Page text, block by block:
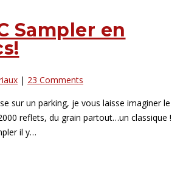
Sampler en
| 23 Comments
sur un parking, je vous laisse imaginer le
reflets, du grain partout…un classique !
il y…